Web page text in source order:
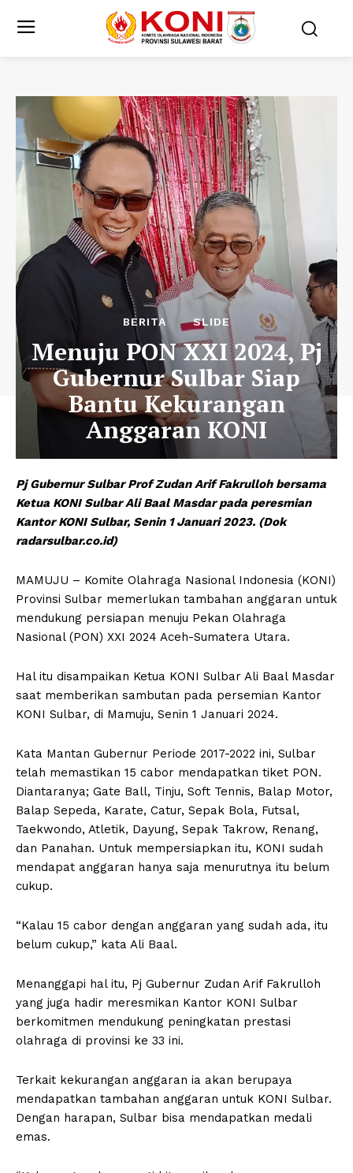
BERITA SLIDE
Menuju PON XXI 2024, Pj
Gubernur Sulbar Siap
Bantu Kekurangan
Anggaran KONI
Pj Gubernur Sulbar Prof Zudan Arif Fakrulloh bersama
Ketua KONI Sulbar Ali Baal Masdar pada peresmian
Kantor KONI Sulbar, Senin 1 Januari 2023. (Dok
radarsulbar.co.id)
MAMUJU – Komite Olahraga Nasional Indonesia (KONI)
Provinsi Sulbar memerlukan tambahan anggaran untuk
mendukung persiapan menuju Pekan Olahraga
Nasional (PON) XXI 2024 Aceh-Sumatera Utara.
Hal itu disampaikan Ketua KONI Sulbar Ali Baal Masdar
saat memberikan sambutan pada persemian Kantor
KONI Sulbar, di Mamuju, Senin 1 Januari 2024.
Kata Mantan Gubernur Periode 2017-2022 ini, Sulbar
telah memastikan 15 cabor mendapatkan tiket PON.
Diantaranya; Gate Ball, Tinju, Soft Tennis, Balap Motor,
Balap Sepeda, Karate, Catur, Sepak Bola, Futsal,
Taekwondo, Atletik, Dayung, Sepak Takrow, Renang,
dan Panahan. Untuk mempersiapkan itu, KONI sudah
mendapat anggaran hanya saja menurutnya itu belum
cukup.
“Kalau 15 cabor dengan anggaran yang sudah ada, itu
belum cukup,” kata Ali Baal.
Menanggapi hal itu, Pj Gubernur Zudan Arif Fakrulloh
yang juga hadir meresmikan Kantor KONI Sulbar
berkomitmen mendukung peningkatan prestasi
olahraga di provinsi ke 33 ini.
Terkait kekurangan anggaran ia akan berupaya
mendapatkan tambahan anggaran untuk KONI Sulbar.
Dengan harapan, Sulbar bisa mendapatkan medali
emas.